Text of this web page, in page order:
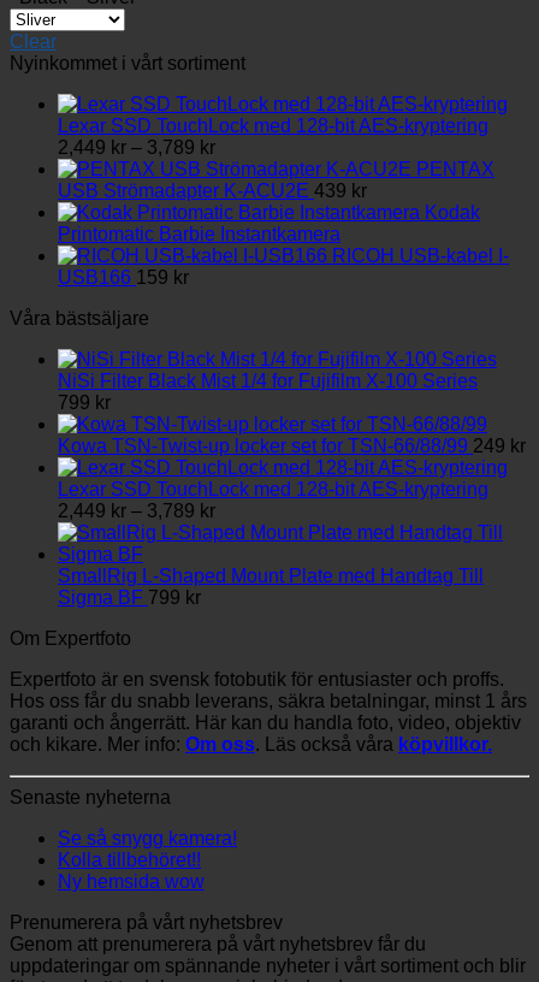
produkten
har
flera
alternativen
kan
produktsidan
Clear
Nyinkommet i vårt sortiment
Lexar SSD TouchLock med 128-bit AES-kryptering
2,449 kr – 3,789 krPrisintervall:
2,449 kr
till
3,789 kr
PENTAX
USB Strömadapter K-ACU2E 439 kr
Kodak
Printomatic Barbie Instantkamera
RICOH USB-kabel I-
USB166 159 kr
Våra bästsäljare
NiSi Filter Black Mist 1/4 for Fujifilm X-100 Series
799 kr
Kowa TSN-Twist-up locker set for TSN-66/88/99 249 kr
Lexar SSD TouchLock med 128-bit AES-kryptering
2,449 kr – 3,789 krPrisintervall:
2,449 kr
3,789 kr
SmallRig L-Shaped Mount Plate med Handtag Till
Sigma BF 799 kr
Om Expertfoto
Expertfoto är en svensk fotobutik för entusiaster och proffs.
Hos oss får du snabb leverans, säkra betalningar, minst 1 års
garanti och ångerrätt. Här kan du handla foto, video, objektiv
och kikare. Mer info: Om oss. Läs också våra köpvillkor.
Senaste nyheterna
Se så snygg kamera!
Kolla tillbehöret!!
Ny hemsida wow
Prenumerera på vårt nyhetsbrev
Genom att prenumerera på vårt nyhetsbrev får du
uppdateringar om spännande nyheter i vårt sortiment och blir